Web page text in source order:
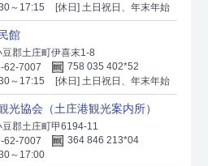
～17:15
[休日] 土日祝日、年末年始
館
郡土庄町伊喜末1-8
62-7007
758 035 402*52
～17:15
[休日] 土日祝日、年末年始
光協会（土庄港観光案内所）
豆郡土庄町甲6194-11
62-7007
364 846 213*04
～17:00